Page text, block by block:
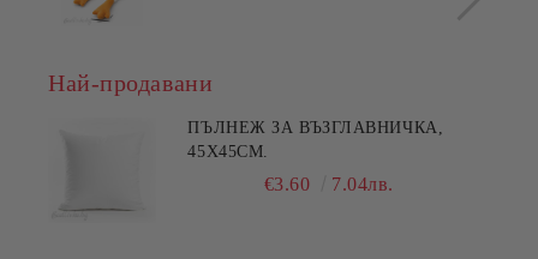
Най-продавани
ПЪЛНЕЖ ЗА ВЪЗГЛАВНИЧКА,
45X45СМ.
€3.60 7.04лв.